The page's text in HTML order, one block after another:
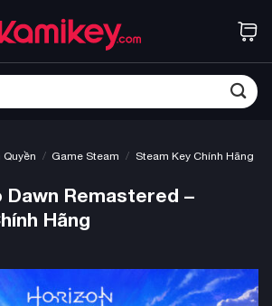
Quyền / Game Steam / Steam Key Chính Hãng
Remastered –
Hãng